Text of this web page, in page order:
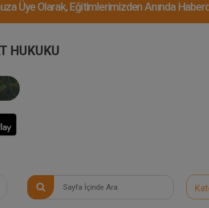
Üye Olarak, Eğitimlerimizden Anında
HUKUKU